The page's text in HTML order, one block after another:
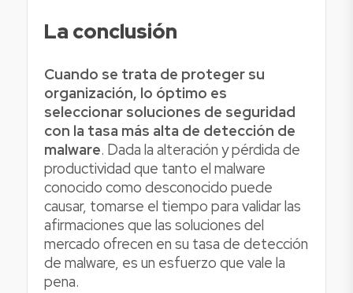
La conclusión
Cuando se trata de proteger su
organización, lo óptimo es
seleccionar soluciones de seguridad
con la tasa más alta de detección de
malware. Dada la alteración y pérdida de
productividad que tanto el malware
conocido como desconocido puede
causar, tomarse el tiempo para validar las
afirmaciones que las soluciones del
mercado ofrecen en su tasa de detección
de malware, es un esfuerzo que vale la
pena.